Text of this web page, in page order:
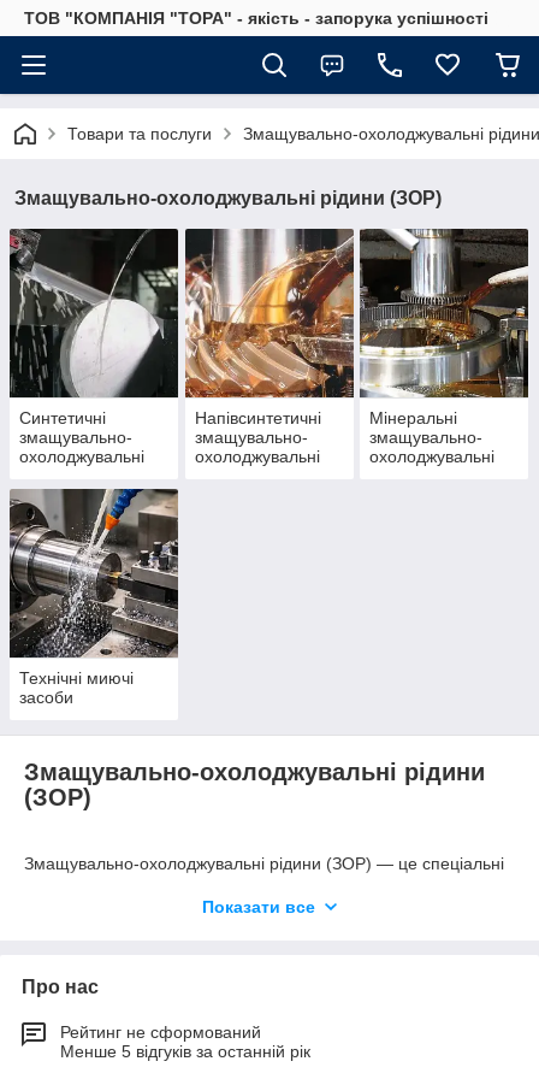
ТОВ "КОМПАНІЯ "ТОРА" - якість - запорука успішності
Товари та послуги Змащувально-охолоджувальні
Змащувально-охолоджувальні рідини (ЗОР)
Синтетичні
змащувально-
охолоджувальні
Напівсинтетичні
змащувально-
охолоджувальні
Мінеральні
змащувально-
охолоджувальні
Технічні миючі
засоби
Змащувально-охолоджувальні рідини
(ЗОР)
Змащувально-охолоджувальні рідини (ЗОР) — це спеціальні
металообробки для охолодження, змащення та захисту
покращують якість обробки поверхні й продовжують термін
служби ріжучого інструменту.
ЗОР широко застосовуються у токарних, фрезерних,
свердлильних, шліфувальних та інших операціях
Показати все
Про нас
Рейтинг не сформований
Менше 5 відгуків за останній рік